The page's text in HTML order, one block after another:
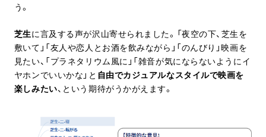
う。
芝生に言及する声が沢山寄せられました。「夜空の下、芝生を
敷いて」「友人や恋人とお酒を飲みながら」「のんびり」映画を
見たい、「プラネタリウム風に」「雑音が気にならないようにイ
ヤホンでいいかな」と 自由でカジュアルなスタイルで映画を
楽しみたい、という期待がうかがえます。